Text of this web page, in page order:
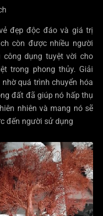
đẹp độc đáo và giá trị
còn được nhiều người
dụng tuyệt vời cho
trong phong thủy. Giải
quá trình chuyển hóa
đất đã giúp nó hấp thụ
nhiên và mang nó sẽ
đến người sử dụng